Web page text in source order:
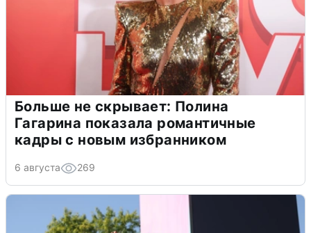
Больше не скрывает: Полина
Гагарина показала романтичные
кадры с новым избранником
6 августа 269